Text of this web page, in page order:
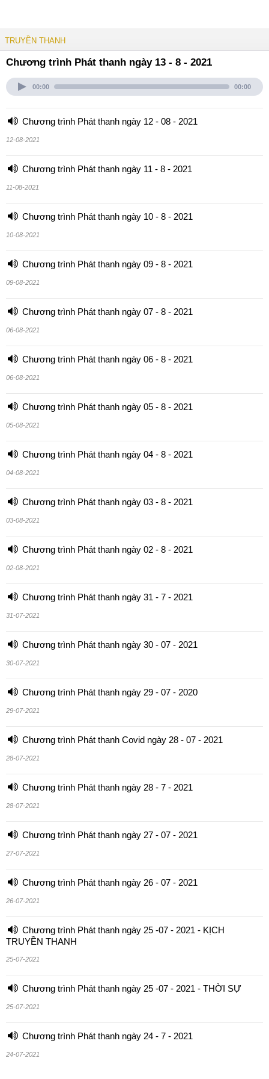
TRUYỀN THANH
Chương trình Phát thanh ngày 13 - 8 - 2021
00:00 00:00
Chương trình Phát thanh ngày 12 - 08 - 2021
12-08-2021
Chương trình Phát thanh ngày 11 - 8 - 2021
11-08-2021
Chương trình Phát thanh ngày 10 - 8 - 2021
10-08-2021
Chương trình Phát thanh ngày 09 - 8 - 2021
09-08-2021
Chương trình Phát thanh ngày 07 - 8 - 2021
06-08-2021
Chương trình Phát thanh ngày 06 - 8 - 2021
06-08-2021
Chương trình Phát thanh ngày 05 - 8 - 2021
05-08-2021
Chương trình Phát thanh ngày 04 - 8 - 2021
04-08-2021
Chương trình Phát thanh ngày 03 - 8 - 2021
03-08-2021
Chương trình Phát thanh ngày 02 - 8 - 2021
02-08-2021
Chương trình Phát thanh ngày 31 - 7 - 2021
31-07-2021
Chương trình Phát thanh ngày 30 - 07 - 2021
30-07-2021
Chương trình Phát thanh ngày 29 - 07 - 2020
29-07-2021
Chương trình Phát thanh Covid ngày 28 - 07 - 2021
28-07-2021
Chương trình Phát thanh ngày 28 - 7 - 2021
28-07-2021
Chương trình Phát thanh ngày 27 - 07 - 2021
27-07-2021
Chương trình Phát thanh ngày 26 - 07 - 2021
26-07-2021
Chương trình Phát thanh ngày 25 -07 - 2021 - KỊCH
TRUYỀN THANH
25-07-2021
Chương trình Phát thanh ngày 25 -07 - 2021 - THỜI SỰ
25-07-2021
Chương trình Phát thanh ngày 24 - 7 - 2021
24-07-2021